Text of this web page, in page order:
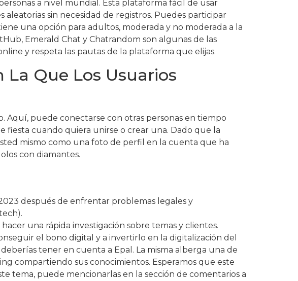
a nivel mundial. Esta plataforma fácil de usar
sin necesidad de registros. Puedes participar
una opción para adultos, moderada y no moderada a la
Emerald Chat y Chatrandom son algunas de las
y respeta las pautas de la plataforma que elijas.
La Que Los Usuarios
Aquí, puede conectarse con otras personas en tiempo
fiesta cuando quiera unirse o crear una. Dado que la
mismo como una foto de perfil en la cuenta que ha
con diamantes.
después de enfrentar problemas legales y
una rápida investigación sobre temas y clientes.
el bono digital y a invertirlo en la digitalización del
tener en cuenta a Epal. La misma alberga una de
compartiendo sus conocimientos. Esperamos que este
tema, puede mencionarlas en la sección de comentarios a